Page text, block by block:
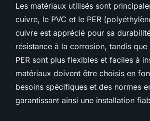
Les matériaux utilisés sont
cuivre, le PVC et le PER
cuivre est apprécié pour sa
résistance à la corrosion, tandis que
PER sont plus flexibles et faciles à
matériaux doivent être choisis en
besoins spécifiques et des normes
garantissant ainsi une installation